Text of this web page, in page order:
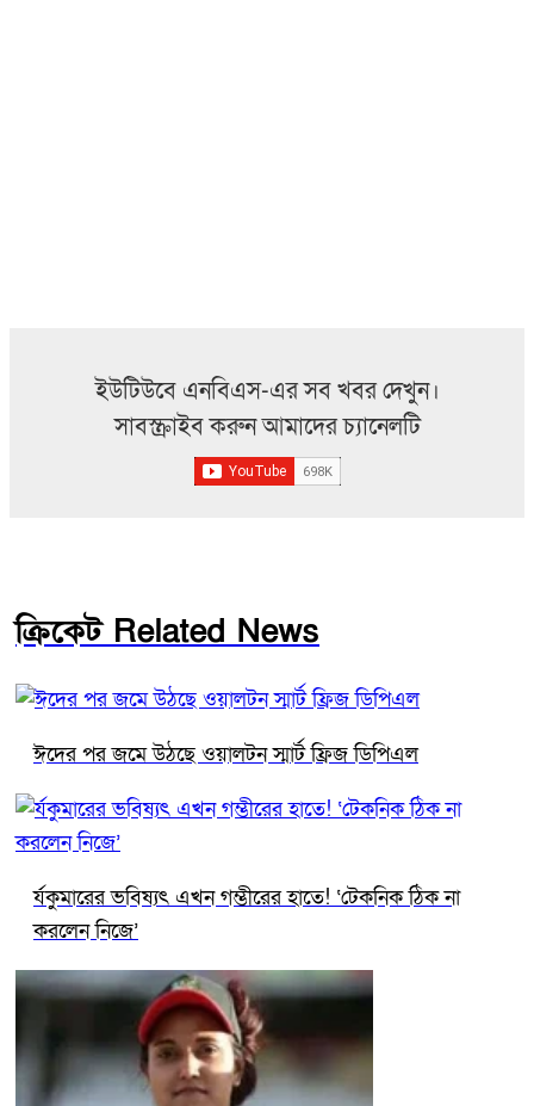
ইউটিউবে এনবিএস-এর সব খবর দেখুন।
সাবস্ক্রাইব করুন আমাদের চ্যানেলটি
ক্রিকেট Related News
ঈদের পর জমে উঠছে ওয়ালটন স্মার্ট ফ্রিজ ডিপিএল
র্যকুমারের ভবিষ্যৎ এখন গম্ভীরের হাতে! ‘টেকনিক ঠিক না
করলেন নিজে’